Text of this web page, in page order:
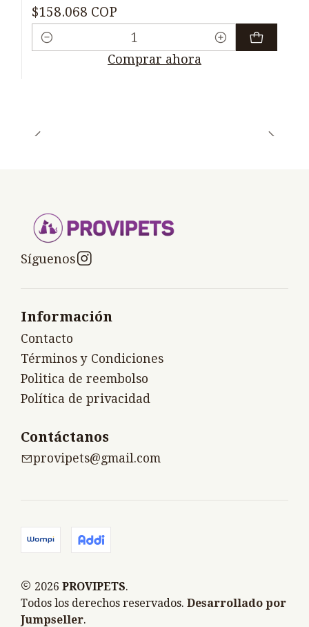
$158.068 COP
Cantidad
Comprar ahora
Síguenos
Información
Contacto
Términos y Condiciones
Politica de reembolso
Política de privacidad
Contáctanos
provipets@gmail.com
2026 PROVIPETS.
Todos los derechos reservados. Desarrollado por
Jumpseller.